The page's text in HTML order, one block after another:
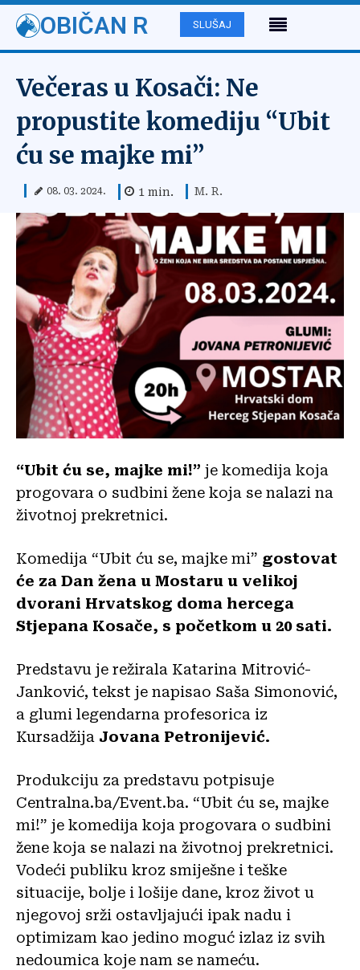
OBIČAN R SLUŠAJ
Večeras u Kosači: Ne
propustite komediju “Ubit
ću se majke mi”
08. 03. 2024. 1 min. M. R.
“Ubit ću se, majke mi!” je komedija koja
progovara o sudbini žene koja se nalazi na
životnoj prekretnici.
Komedija “Ubit ću se, majke mi” gostovat
će za Dan žena u Mostaru u velikoj
dvorani Hrvatskog doma hercega
Stjepana Kosače, s početkom u 20 sati.
Predstavu je režirala Katarina Mitrović-
Janković, tekst je napisao Saša Simonović,
a glumi legendarna profesorica iz
Kursadžija Jovana Petronijević.
Produkciju za predstavu potpisuje
Centralna.ba/Event.ba. “Ubit ću se, majke
mi!” je komedija koja progovara o sudbini
žene koja se nalazi na životnoj prekretnici.
Vodeći publiku kroz smiješne i teške
situacije, bolje i lošije dane, kroz život u
njegovoj srži ostavljajući ipak nadu i
optimizam kao jedino moguć izlaz iz svih
nedoumica koje nam se nameću.